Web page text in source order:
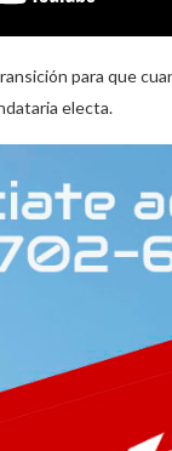
para que
electa.